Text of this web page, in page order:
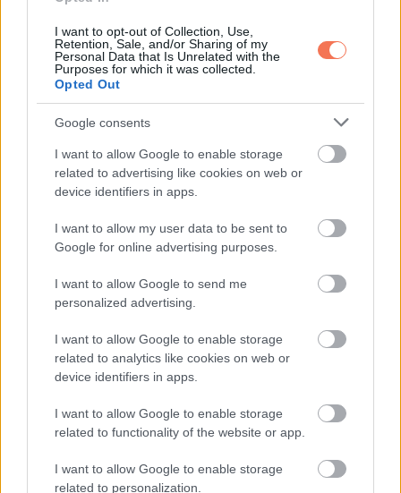
I want to opt-out of Collection, Use,
Retention, Sale, and/or Sharing of my
Personal Data that Is Unrelated with the
Purposes for which it was collected.
Opted Out
Google consents
I want to allow Google to enable storage
related to advertising like cookies on web or
device identifiers in apps.
I want to allow my user data to be sent to
Google for online advertising purposes.
I want to allow Google to send me
personalized advertising.
I want to allow Google to enable storage
related to analytics like cookies on web or
device identifiers in apps.
I want to allow Google to enable storage
related to functionality of the website or app.
I want to allow Google to enable storage
related to personalization.
9. Egy házibuliban, amikor már nem voltunk szomjasak, az
egyik lány azt találta ki, hogy játsszunk „Felelsz vagy
merszet”. Én egyből rávágtam, hogy merek, és
válaszolt, azóta pedig már eltelt 11 év, és most ez a lány
immár a feleségem és gyermekeim édesanyja. Valószínűleg
bulin nem veti fel az ötletet, hogy játsszunk „felelsz vagy
10. Sok évvel ezelőtt egy nagy viharba került a repülőgép,